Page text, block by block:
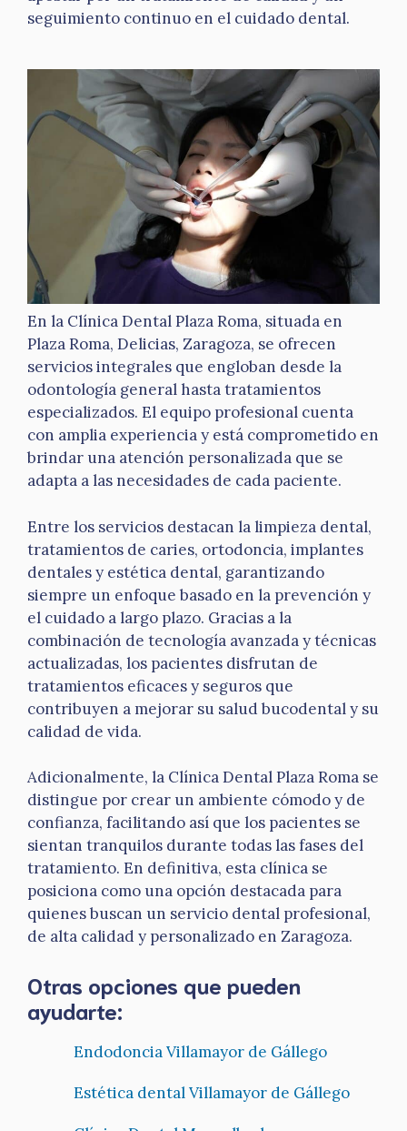
seguimiento continuo en el cuidado dental.
En la Clínica Dental Plaza Roma, situada en
Plaza Roma, Delicias, Zaragoza, se ofrecen
servicios integrales que engloban desde la
odontología general hasta tratamientos
especializados. El equipo profesional cuenta
con amplia experiencia y está comprometido en
brindar una atención personalizada que se
adapta a las necesidades de cada paciente.
Entre los servicios destacan la limpieza dental,
tratamientos de caries, ortodoncia, implantes
dentales y estética dental, garantizando
siempre un enfoque basado en la prevención y
el cuidado a largo plazo. Gracias a la
combinación de tecnología avanzada y técnicas
actualizadas, los pacientes disfrutan de
tratamientos eficaces y seguros que
contribuyen a mejorar su salud bucodental y su
calidad de vida.
Adicionalmente, la Clínica Dental Plaza Roma se
distingue por crear un ambiente cómodo y de
confianza, facilitando así que los pacientes se
sientan tranquilos durante todas las fases del
tratamiento. En definitiva, esta clínica se
posiciona como una opción destacada para
quienes buscan un servicio dental profesional,
de alta calidad y personalizado en Zaragoza.
Otras opciones que pueden
ayudarte:
Endodoncia Villamayor de Gállego
Estética dental Villamayor de Gállego